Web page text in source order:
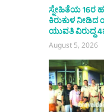
ಸ್ನೇಹಿತೆಯ
ಕಿರುಕುಳ
ಯುವತಿ ವಿರುದ್ಧ
August 5, 2026